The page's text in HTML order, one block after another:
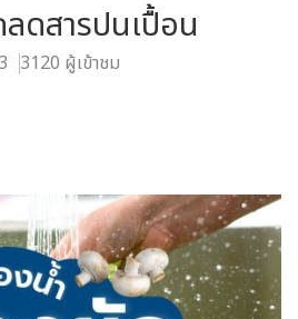
ดสารปนเปื้อน
3120 ผู้เข้าชม